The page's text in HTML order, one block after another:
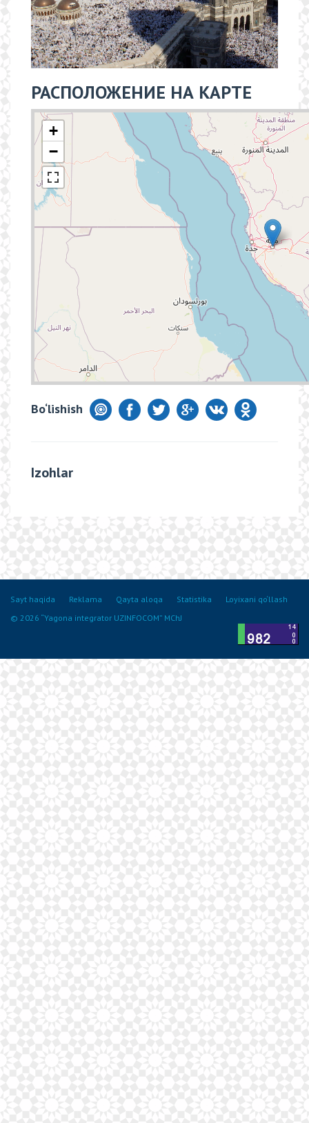
РАСПОЛОЖЕНИЕ НА КАРТЕ
+
−
Bo‘lishish
Izohlar
Sayt haqida Reklama Qayta aloqa Statistika
Loyixani qo‘llash
© 2026 “Yagona integrator UZINFOCOM” MChJ